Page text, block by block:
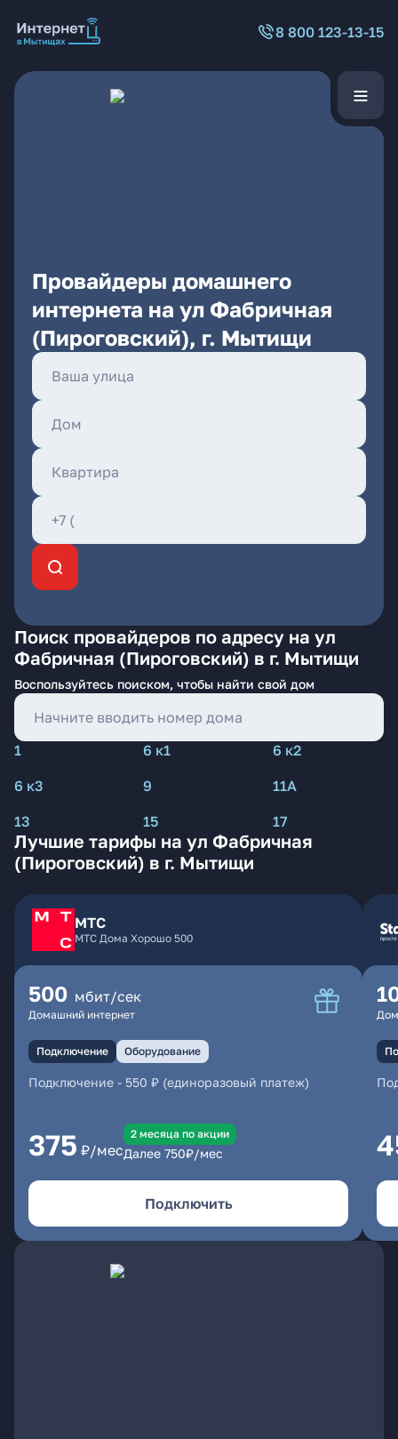
8 800 123-13-15
Провайдеры домашнего
интернета на ул Фабричная
(Пироговский), г. Мытищи
Поиск провайдеров по адресу на ул
Фабричная (Пироговский) в г. Мытищи
Воспользуйтесь поиском, чтобы найти свой дом
1 6 к1
6 к2
6 к3
9
11А
13
15 17
Лучшие тарифы на ул Фабричная
(Пироговский) в г. Мытищи
МТС
МТС Дома Хорошо 500
500 мбит/сек
Домашний интернет
Подключение Оборудование
Подключение - 550 ₽ (единоразовый платеж)
375 ₽/мес
2 месяцa по акции
Далее 750₽/мес
Подключить